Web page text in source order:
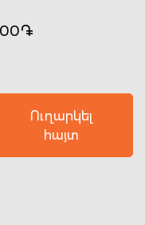
Ուղարկել
հայտ